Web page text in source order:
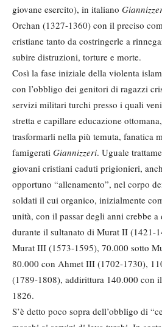
giovane esercito), in italiano
Orchan (1327-1360) con il preciso
cristiane tanto da costringerle a
subire distruzioni, torture e morte.
Così la fase iniziale della violenta
con l’obbligo dei genitori di ragazzi
servizi militari turchi presso i quali
stretta e capillare educazione
trasformarli nella più temuta, fanatica
famigerati Giannizzeri. Uguale
giovani cristiani caduti prigionieri,
opportuno “allenamento”, nel corpo
soldati il cui organico, inizialmente
unità, con il passar degli anni crebbe
durante il sultanato di Murat II (1421-
Murat III (1573-1595), 70.000 sotto
80.000 con Ahmet III (1702-1730),
(1789-1808), addirittura 140.000 con
1826.
S’è detto poco sopra dell’obbligo di